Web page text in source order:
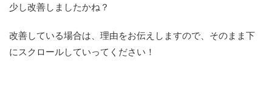
少し改善しましたかね？
改善している場合は、理由をお伝えしますので、そのまま下
にスクロールしていってください！